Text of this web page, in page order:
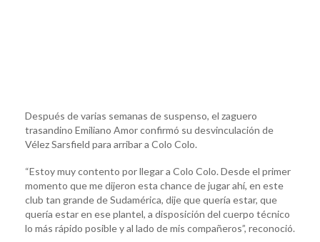
Después de varias semanas de suspenso, el zaguero
trasandino Emiliano Amor confirmó su desvinculación de
Vélez Sarsfield para arribar a Colo Colo.
“Estoy muy contento por llegar a Colo Colo. Desde el primer
momento que me dijeron esta chance de jugar ahí, en este
club tan grande de Sudamérica, dije que quería estar, que
quería estar en ese plantel, a disposición del cuerpo técnico
lo más rápido posible y al lado de mis compañeros”, reconoció.